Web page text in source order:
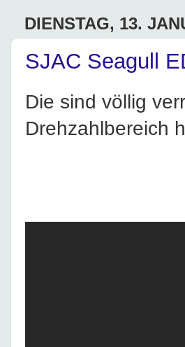
DIENSTAG, 13.
SJAC Seagull
Die sind völlig
Drehzahlbereich